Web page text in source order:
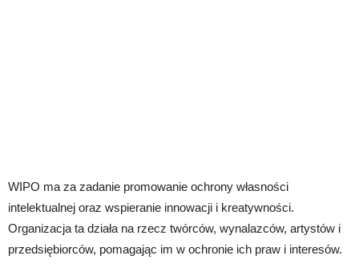
WIPO ma za zadanie promowanie ochrony własności
intelektualnej oraz wspieranie innowacji i kreatywności.
Organizacja ta działa na rzecz twórców, wynalazców, artystów i
przedsiębiorców, pomagając im w ochronie ich praw i interesów.